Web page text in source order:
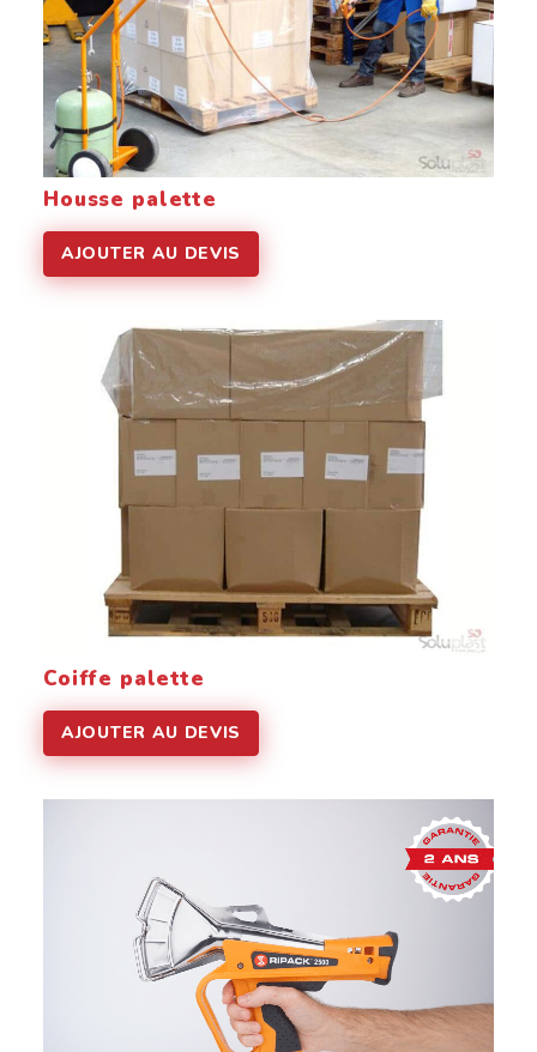
Housse palette
AJOUTER AU DEVIS
Coiffe palette
AJOUTER AU DEVIS